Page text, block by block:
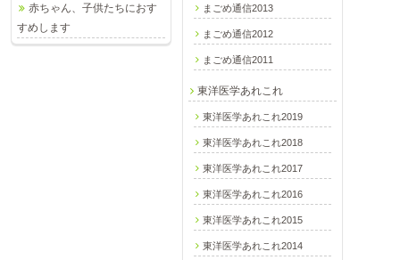
まごめ通信2013
まごめ通信2012
まごめ通信2011
東洋医学あれこれ
東洋医学あれこれ2019
東洋医学あれこれ2018
東洋医学あれこれ2017
東洋医学あれこれ2016
東洋医学あれこれ2015
東洋医学あれこれ2014
赤ちゃん、子供たちにおす
すめします